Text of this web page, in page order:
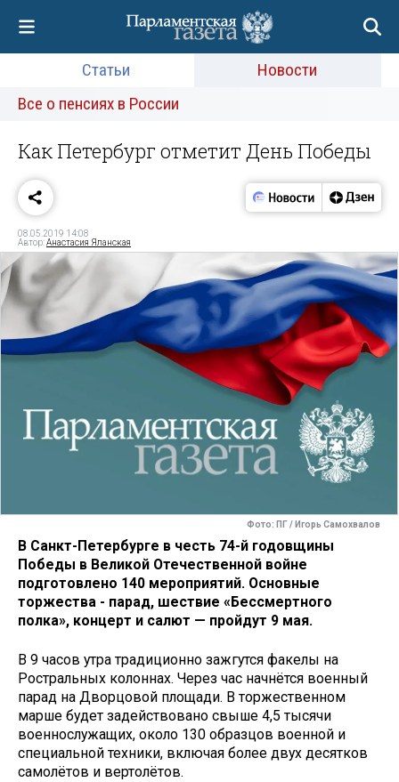
Статьи
Новости
Все о пенсиях в России
Как Петербург отметит День Победы
08.05.2019 14:08
Автор:Анастасия Яланская
Фото: ПГ / Игорь Самохвалов
В Санкт-Петербурге в честь 74-й годовщины
Победы в Великой Отечественной войне
подготовлено 140 мероприятий. Основные
торжества - парад, шествие «Бессмертного
полка», концерт и салют — пройдут 9 мая.
В 9 часов утра традиционно зажгутся факелы на
Ростральных колоннах. Через час начнётся военный
парад на Дворцовой площади. В торжественном
марше будет задействовано свыше 4,5 тысячи
военнослужащих, около 130 образцов военной и
специальной техники, включая более двух десятков
самолётов и вертолётов.